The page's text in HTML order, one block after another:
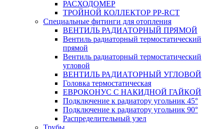
РАСХОДОМЕР
ТРОЙНОЙ КОЛЛЕКТОР PP-RCT
Специальные фитинги для отопления
ВЕНТИЛЬ РАДИАТОРНЫЙ ПРЯМОЙ
Вентиль радиаторный термостатический
прямой
Вентиль радиаторный термостатический
угловой
ВЕНТИЛЬ РАДИАТОРНЫЙ УГЛОВОЙ
Головка термостатическая
ЕВРОКОНУС С НАКИДНОЙ ГАЙКОЙ
Подключение к радиатору угольник 45°
Подключение к радиатору угольник 90°
Распределительный узел